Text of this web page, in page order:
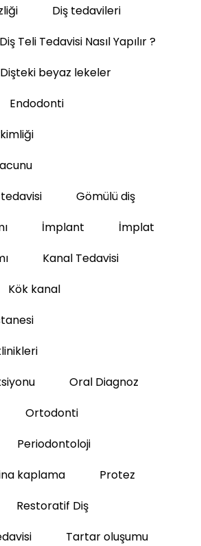
Diş tedavileri
Diş Teli Tedavisi Nasıl Yapılır ?
Dişteki beyaz lekeler
Endodonti
Gömülü diş
İmplant
İmplat
Kanal Tedavisi
Kök kanal
Oral Diagnoz
Ortodonti
Periodontoloji
kaplama
Protez
Restoratif Diş
Tartar oluşumu